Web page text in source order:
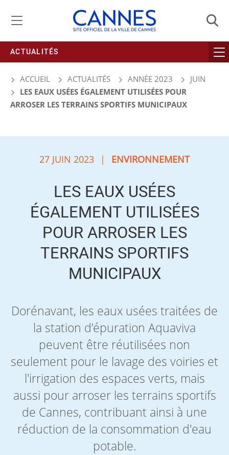
ACTUALITÉS
ACCUEIL ACTUALITÉS ANNÉE 2023
JUIN
LES EAUX USÉES ÉGALEMENT UTILISÉES POUR
ARROSER LES TERRAINS SPORTIFS MUNICIPAUX
27 JUIN 2023 | ENVIRONNEMENT
LES EAUX USÉES
ÉGALEMENT UTILISÉES
POUR ARROSER LES
TERRAINS SPORTIFS
MUNICIPAUX
Dorénavant, les eaux usées traitées de
la station d’épuration Aquaviva
peuvent être réutilisées non
seulement pour le lavage des voiries et
l'irrigation des espaces verts, mais
aussi pour arroser les terrains sportifs
de Cannes, contribuant ainsi à une
réduction de la consommation d'eau
potable.